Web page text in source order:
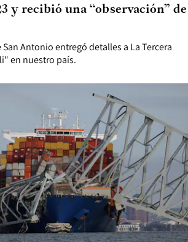
Antonio entregó detalles a La Tercera
en nuestro país.
y recibió una “observación” de